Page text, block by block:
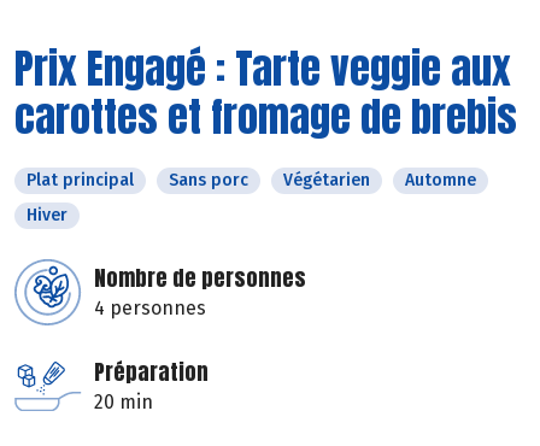
Prix Engagé : Tarte veggie aux
carottes et fromage de brebis
Plat principal Sans porc Végétarien
Automne
Hiver
Nombre de personnes
4 personnes
Préparation
20 min